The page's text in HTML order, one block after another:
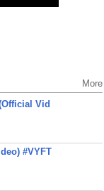
More
Vid
#VYFT